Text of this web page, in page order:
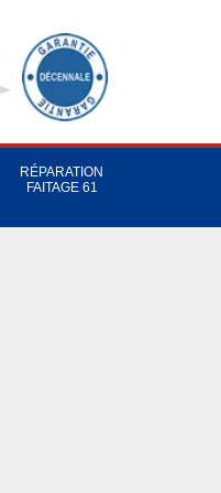
RÉPARATION
FAITAGE 61